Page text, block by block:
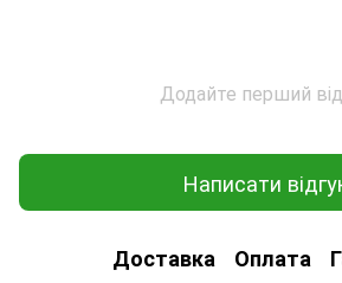
Додайте перший
Написати
Доставка Оплата